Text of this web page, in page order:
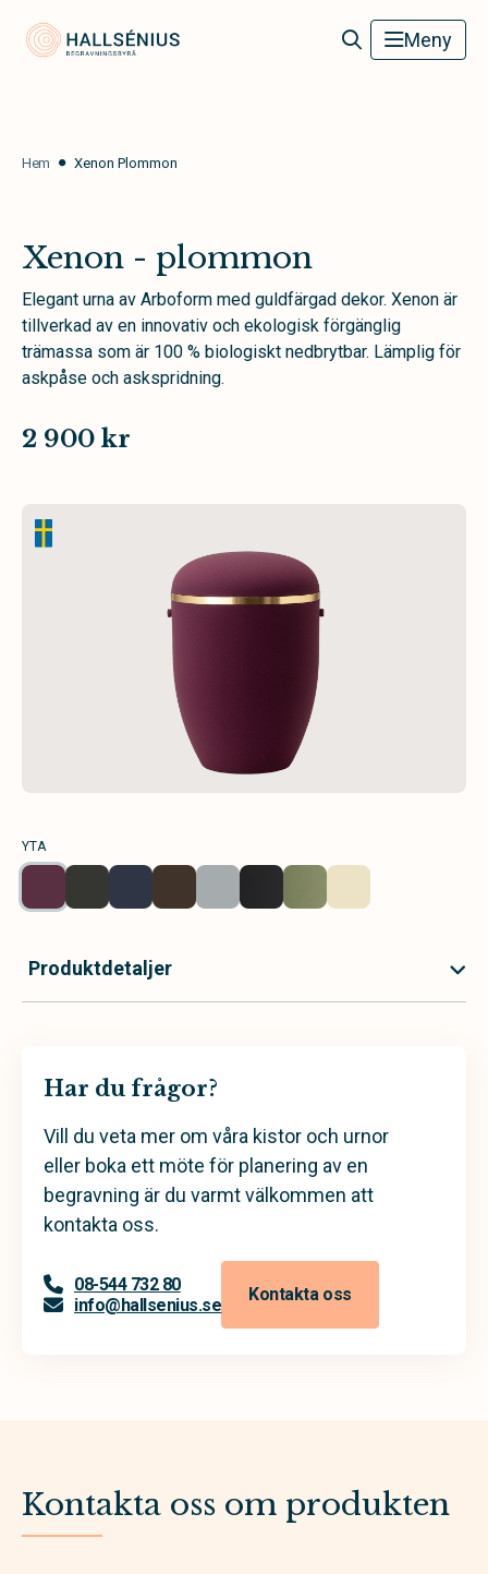
Hallsénius Begravningsbyrå Meny
Hem Xenon Plommon
Xenon - plommon
Elegant urna av Arboform med guldfärgad dekor. Xenon är
tillverkad av en innovativ och ekologisk förgänglig
trämassa som är 100 % biologiskt nedbrytbar. Lämplig för
askpåse och askspridning.
2 900 kr
YTA
Produktdetaljer
Har du frågor?
Vill du veta mer om våra kistor och urnor
eller boka ett möte för planering av en
begravning är du varmt välkommen att
kontakta oss.
08-544 732 80
info@hallsenius.se
Kontakta oss
Kontakta oss om produkten